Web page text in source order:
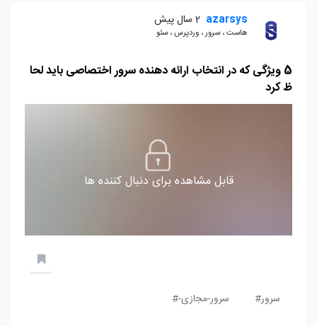
azarsys 2 سال پیش
هاست ، سرور ، وردپرس ، سئو
5 ویژگی که در انتخاب ارائه دهنده سرور اختصاصی باید لحا
ظ کرد
قابل مشاهده برای دنبال کننده ها
سرور# سرور-مجازی-#